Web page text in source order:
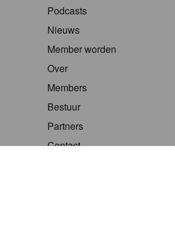
Podcasts
Nieuws
Member worden
Over
Members
Bestuur
Partners
Contact